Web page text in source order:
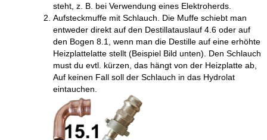
steht, z. B. bei Verwendung eines Elektroherds.
Aufsteckmuffe mit Schlauch. Die Muffe schiebt man
entweder direkt auf den Destillatauslauf 4.6 oder auf
den Bogen 8.1, wenn man die Destille auf eine erhöhte
Heizplattelatte stellt (Beispiel Bild unten). Den Schlauch
must du evtl. kürzen, das hängt von der Heizplatte ab,
Auf keinen Fall soll der Schlauch in das Hydrolat
eintauchen.